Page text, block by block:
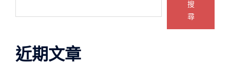
搜
尋
近期文章